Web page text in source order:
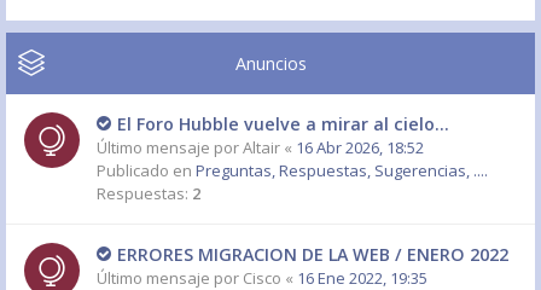
Anuncios
El Foro Hubble vuelve a mirar al cielo...
Último mensaje porAltair « 16 Abr 2026, 18:52
Publicado en Preguntas, Respuestas, Sugerencias, ....
Respuestas: 2
ERRORES MIGRACION DE LA WEB / ENERO 2022
Último mensaje por Cisco « 16 Ene 2022, 19:35